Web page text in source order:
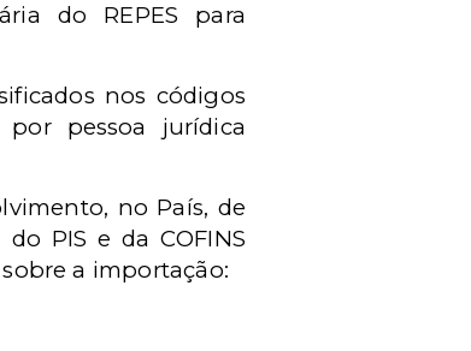
do REPES para
nos códigos
por pessoa jurídica
no País, de
PIS e da COFINS
a importação: